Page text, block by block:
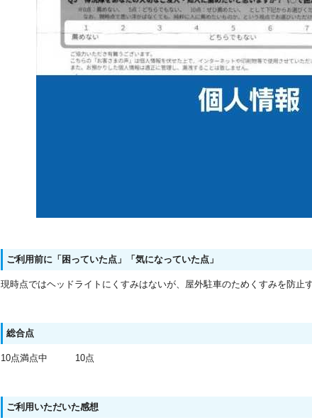
ご利用前に「困っていた点」「気になっていた点」
現時点ではヘッドライトにくすみはないが、屋外駐車のためくすみを防止
総合点
10点満点中 10点
ご利用いただいた感想